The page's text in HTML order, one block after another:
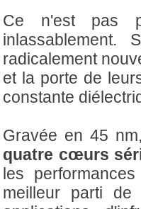
Ce n'est pas
radicalement
et la porte de
constante
Gravée en 45
quatre cœurs
les
meilleur parti